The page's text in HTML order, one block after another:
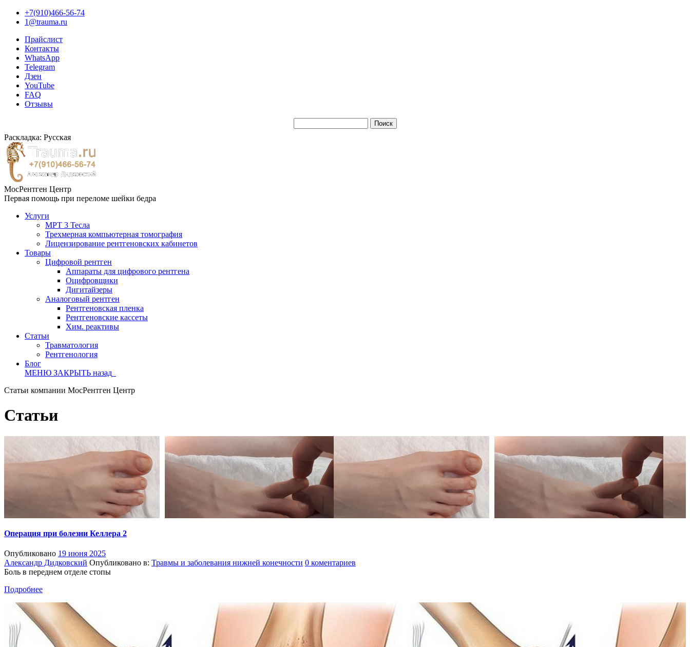
+7(910)466-56-74
1@trauma.ru
Прайслист
Контакты
WhatsApp
Telegram
Дзен
YouTube
FAQ
Отзывы
Раскладка: Русская
МосРентген Центр
Первая помощь при переломе шейки бедра
Услуги
МРТ 3 Тесла
Трехмерная компьютерная томография
Лицензирование рентгеновских кабинетов
Товары
Цифровой рентген
Аппараты для цифрового рентгена
Оцифровщики
Дигитайзеры
Аналоговый рентген
Рентгеновская пленка
Рентгеновские кассеты
Хим. реактивы
Статьи
Травматология
Рентгенология
Блог
МЕНЮ ЗАКРЫТЬ назад
Статьи компании МосРентген Центр
Статьи
Операция при болезни Келлера 2
Опубликовано 19 июня 2025
Александр Дидковский Опубликовано в: Травмы и заболевания нижней конечности 0 коментариев
Боль в переднем отделе стопы
Подробнее